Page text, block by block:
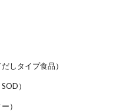
しタイプ食品）
）
）